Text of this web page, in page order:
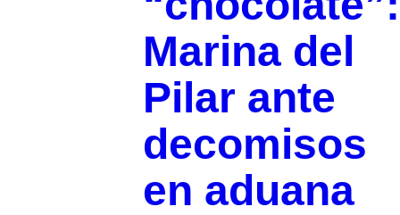
Marina del
Pilar ante
decomisos
en aduana